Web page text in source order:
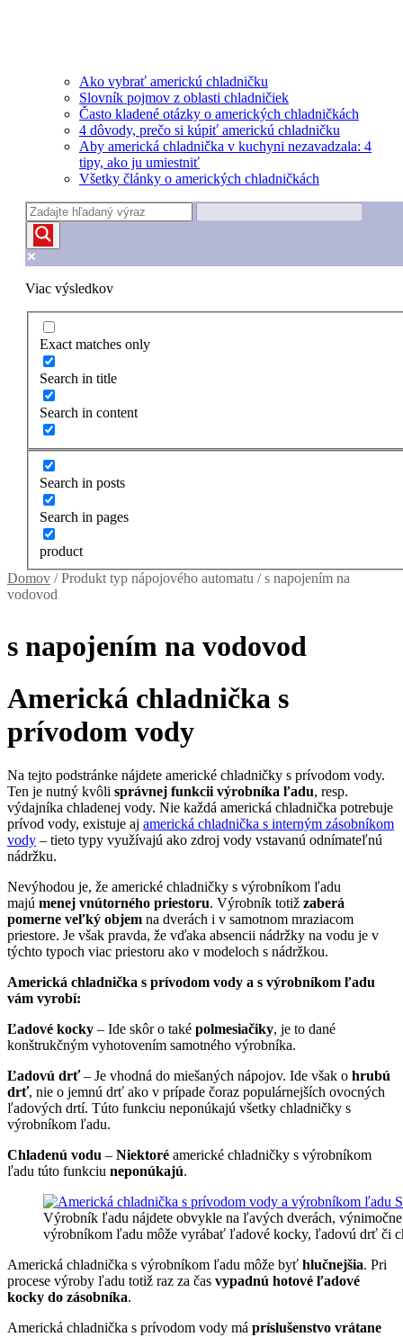
Ako vybrať americkú chladničku
Slovník pojmov z oblasti chladničiek
Často kladené otázky o amerických chladničkách
4 dôvody, prečo si kúpiť americkú chladničku
Aby americká chladnička v kuchyni nezavadzala: 4
tipy, ako ju umiestniť
Všetky články o amerických chladničkách
Viac výsledkov
Exact matches only
Search in title
Search in content
Search in posts
Search in pages
product
Domov / Produkt typ nápojového automatu / s napojením na
vodovod
s napojením na vodovod
Americká chladnička s
prívodom vody
Na tejto podstránke nájdete americké chladničky s prívodom vody.
Ten je nutný kvôli správnej funkcii výrobníka ľadu, resp.
výdajníka chladenej vody. Nie každá americká chladnička potrebuje
prívod vody, existuje aj americká chladnička s interným zásobníkom
vody – tieto typy využívajú ako zdroj vody vstavanú odnímateľnú
nádržku.
Nevýhodou je, že americké chladničky s výrobníkom ľadu
majú menej vnútorného priestoru. Výrobník totiž zaberá
pomerne veľký objem na dverách i v samotnom mraziacom
priestore. Je však pravda, že vďaka absencii nádržky na vodu je v
týchto typoch viac priestoru ako v modeloch s nádržkou.
Americká chladnička s prívodom vody a s výrobníkom ľadu
vám vyrobí:
Ľadové kocky – Ide skôr o také polmesiačiky, je to dané
konštrukčným vyhotovením samotného výrobníka.
Ľadovú drť– Je vhodná do miešaných nápojov. Ide však o hrubú
drť, nie o jemnú drť ako v prípade čoraz populárnejších ovocných
ľadových drtí. Túto funkciu neponúkajú všetky chladničky s
výrobníkom ľadu.
Chladenú vodu – Niektoré americké chladničky s výrobníkom
ľadu túto funkciu neponúkajú.
Výrobník ľadu nájdete obvykle na ľavých dverách,
výrobníkom ľadu môže vyrábať ľadové kocky, ľadovú drť či
Americká chladnička s výrobníkom ľadu môže byť hlučnejšia. Pri
procese výroby ľadu totiž raz za čas vypadnú hotové ľadové
kocky do zásobníka.
Americká chladnička s prívodom vody má príslušenstvo vrátane